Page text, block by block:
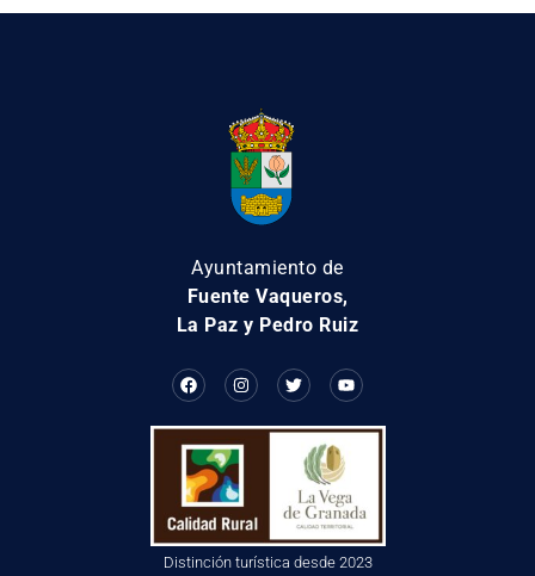
Ayuntamiento de
Fuente Vaqueros,
La Paz y Pedro Ruiz
Distinción turística desde 2023